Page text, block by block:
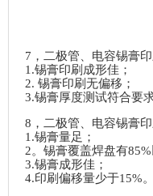
7，二极管、电容锡膏
1.锡膏印刷成形佳；
2. 锡膏印刷无偏移；
3.锡膏厚度测试符合要
8，二极管、电容锡膏
1.锡膏量足；
2。锡膏覆盖焊盘有85%
3.锡膏成形佳；
4.印刷偏移量少于15%。